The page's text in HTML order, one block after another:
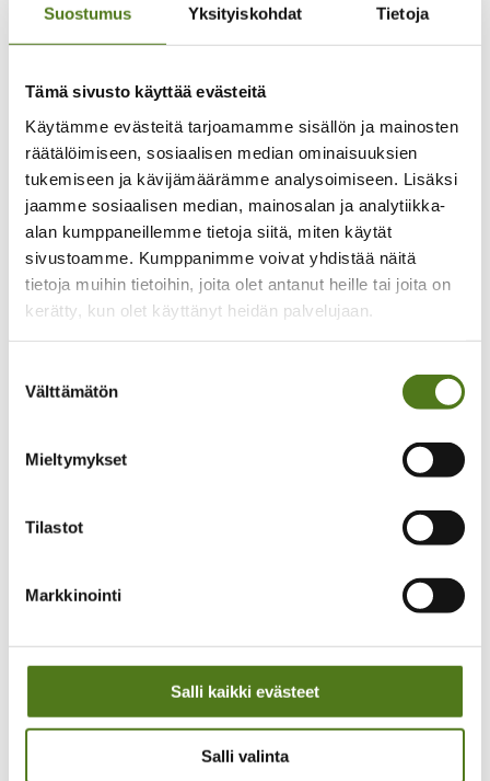
Suostumus Yksityiskohdat Tietoja
Tämä sivusto käyttää evästeitä
Käytämme evästeitä tarjoamamme sisällön ja mainosten
räätälöimiseen, sosiaalisen median ominaisuuksien
tukemiseen ja kävijämäärämme analysoimiseen. Lisäksi
jaamme sosiaalisen median, mainosalan ja analytiikka-
alan kumppaneillemme tietoja siitä, miten käytät
sivustoamme. Kumppanimme voivat yhdistää näitä
tietoja muihin tietoihin, joita olet antanut heille tai joita on
kerätty, kun olet käyttänyt heidän palvelujaan.
valinta
Välttämätön
Mieltymykset
Tilastot
Markkinointi
Salli kaikki evästeet
Salli valinta
Yhdistyksen tapahtumat
Yhdistyksen yhteystiedot
Turun seudun epilepsiayhdistys
Yhdistyksen tapahtumat
Yhdistyksen yhteystiedot
Liity jäseneksi
Uudenmaan epilepsiayhdistys
Yhdistyksen tapahtumat
Yhdistyksen yhteystiedot
Liity jäseneksi
Vaasan seudun epilepsiayhdistys
Yhdistyksen tapahtumat
Yhdistyksen yhteystiedot
Liity jäseneksi
Vakka-Suomen epilepsiayhdistys
Yhdistyksen tapahtumat
Epilepsialiitto
Vaikean epilepsian diagnostiikan ja hoidon
Yhteistyöverkostot
Lausunnot ja kannanotot
Kansainvälinen yhteistyö
Yritysyhteistyö
Epilepsiateko-huomionosoitus